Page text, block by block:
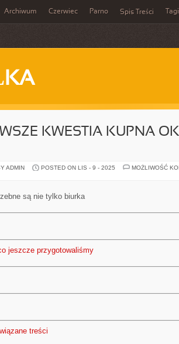
Archiwum Czerwiec Parno Spis Treści Tagi
KWESTIA KUPNA
ADMIN POSTED ON LIS - 9 - 2025
MOŻLIWOŚĆ
są nie tylko biurka
jeszcze przygotowaliśmy
treści